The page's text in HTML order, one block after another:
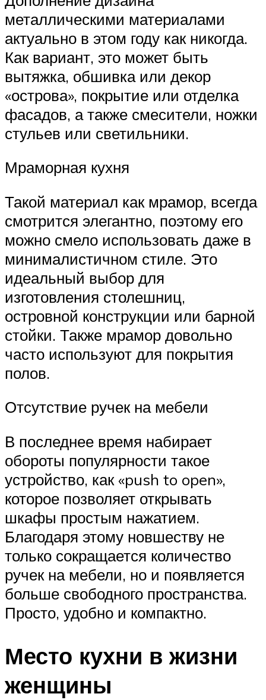
металлическими материалами
актуально в этом году как никогда.
Как вариант, это может быть
вытяжка, обшивка или декор
«острова», покрытие или отделка
фасадов, а также смесители, ножки
стульев или светильники.
Мраморная кухня
Такой материал как мрамор, всегда
смотрится элегантно, поэтому его
можно смело использовать даже в
минималистичном стиле. Это
идеальный выбор для
изготовления столешниц,
островной конструкции или барной
стойки. Также мрамор довольно
часто используют для покрытия
полов.
Отсутствие ручек на мебели
В последнее время набирает
обороты популярности такое
устройство, как «push to open»,
которое позволяет открывать
шкафы простым нажатием.
Благодаря этому новшеству не
только сокращается количество
ручек на мебели, но и появляется
больше свободного пространства.
Просто, удобно и компактно.
Место кухни в жизни
женщины